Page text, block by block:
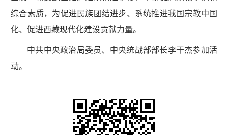
综合素质，为促进民族团结进步、系统推进我国宗教中国
化、促进西藏现代化建设贡献力量。
中共中央政治局委员、中央统战部部长李干杰参加活
动。